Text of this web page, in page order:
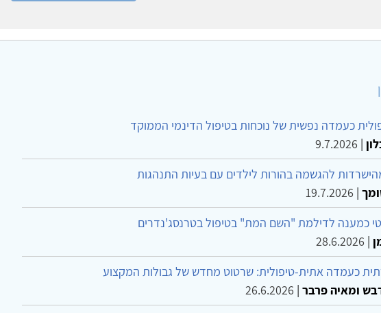
כעמדה נפשית של נוכחות בטיפול הדינמי הממוקד
|
9.7.2026
להגשמה בהורות לילדים עם בעיות התנהגות
|
19.7.2026
כמענה לדילמת "השם המת" בטיפול בטרנסג'נדרים
|
28.6.2026
כעמדה אתית-טיפולית: שרטוט מחדש של גבולות המקצוע
ומאיה פרבר |
26.6.2026